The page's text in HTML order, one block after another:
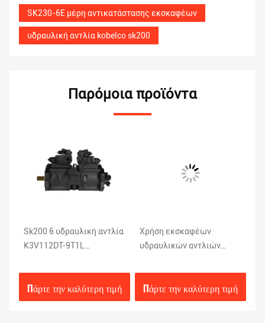
SK230-6E μέρη αντικατάστασης εκσκαφέων
υδραυλική αντλία kobelco sk200
Παρόμοια προϊόντα
Sk200 6 υδραυλική αντλία
K3V112DT-9T1L
καθισμάτων αργιλίου
Πάρτε την καλύτερη τιμή
Χρήση εκσκαφέων
υδραυλικών αντλιών
K5V140DTP Kobelco
Πάρτε την καλύτερη τιμή